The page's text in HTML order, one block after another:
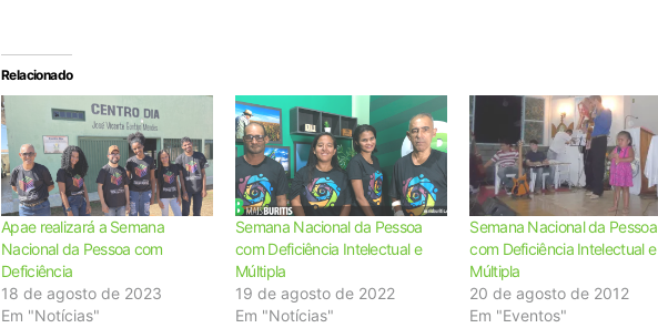
Relacionado
Apae realizará a Semana
Nacional da Pessoa com
Deficiência
18 de agosto de 2023
Em "Notícias"
Semana Nacional da Pessoa
com Deficiência Intelectual e
Múltipla
19 de agosto de 2022
Em "Notícias"
Semana Nacional da Pessoa
com Deficiência Intelectual e
Múltipla
20 de agosto de 2012
Em "Eventos"